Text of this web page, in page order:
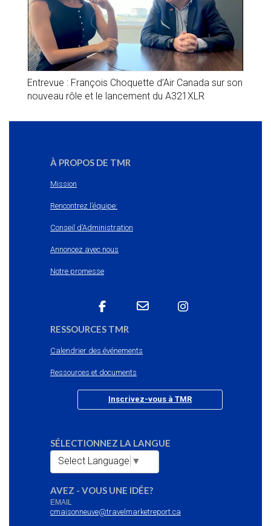
Entrevue : François Choquette d’Air Canada sur son
nouveau rôle et le lancement du A321XLR
À PROPOS DE TMR
Mission
Rencontrez l’équipe:
Conseil d’Administration
Annoncez avec nous
Notre promesse
RESSOURCES TMR
Calendrier des événements
Ressources et documents
Inscrivez-vous à TMR
SÉLECTIONNEZ LA LANGUE
Select Language ▼
AVEZ - VOUS UNE IDÉE?
EMAIL
cmaisonneuve@travelmarketreport.ca